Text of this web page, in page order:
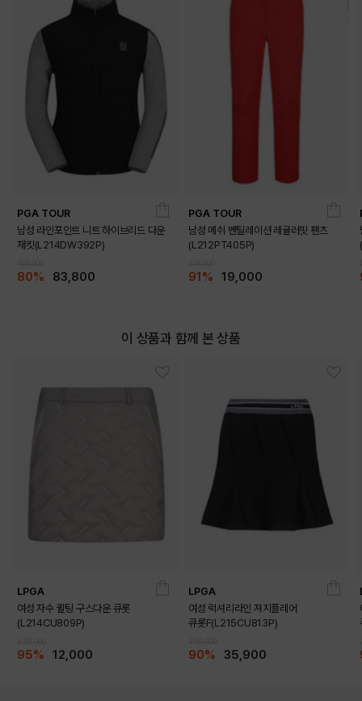
PGA TOUR
남성 라인포인트 니트 하이브리드 다운
재킷(L214DW392P)
80% 83,800
PGA TOUR
남성 메쉬 벤틸레이션 레귤러핏 팬츠
(L212PT405P)
91% 19,000
이 상품과 함께 본 상품
LPGA
여성 자수 퀼팅 구스다운 큐롯
(L214CU809P)
95% 12,000
LPGA
여성 럭셔리라인 져지플레어
큐롯F(L215CU813P)
90% 35,900